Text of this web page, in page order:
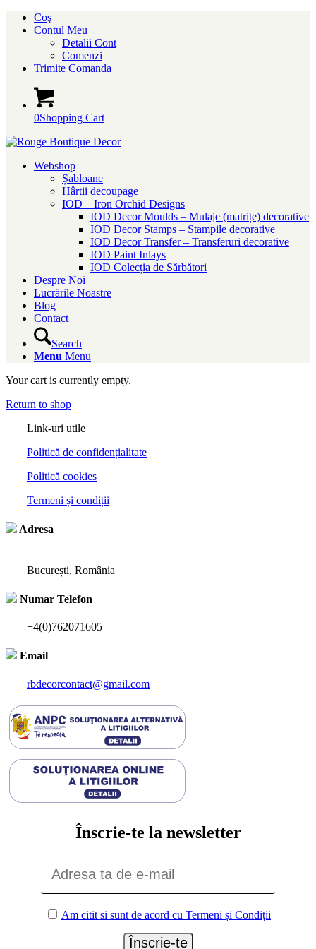
Coş
Contul Meu
Detalii Cont
Comenzi
Trimite Comanda
0Shopping Cart
Webshop
Șabloane
Hârtii decoupage
IOD – Iron Orchid Designs
IOD Decor Moulds – Mulaje (matrițe) decorative
IOD Decor Stamps – Stampile decorative
IOD Decor Transfer – Transferuri decorative
IOD Paint Inlays
IOD Colecția de Sărbători
Despre Noi
Lucrările Noastre
Blog
Contact
Search
Menu Menu
Your cart is currently empty.
Return to shop
Link-uri utile
Politică de confidențialitate
Politică cookies
Termeni și condiții
Adresa
București, România
Numar Telefon
+4(0)762071605
Email
rbdecorcontact@gmail.com
Înscrie-te la newsletter
Am citit si sunt de acord cu Termeni și Condiții